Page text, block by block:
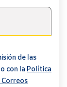
de las
con la Política
Correos